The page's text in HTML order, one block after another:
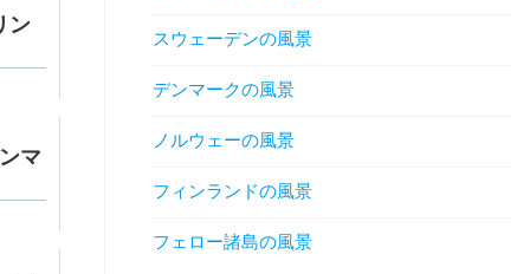
ン
マ
スウェーデンの風景
デンマークの風景
ノルウェーの風景
フィンランドの風景
フェロー諸島の風景